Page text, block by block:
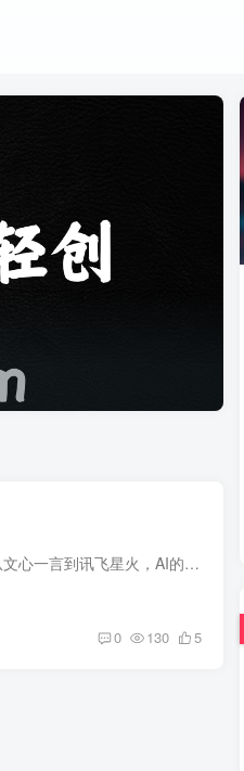
前言最近两年，AI写作工具爆发式增长，从ChatGPT到Claude，从文心一言到讯飞星火，AI的创作能力已经无限接近真人水平！借助于这两名各类AI工具的兴起，内容创作的效率被直接拉满——“10秒生成...
0 130 5